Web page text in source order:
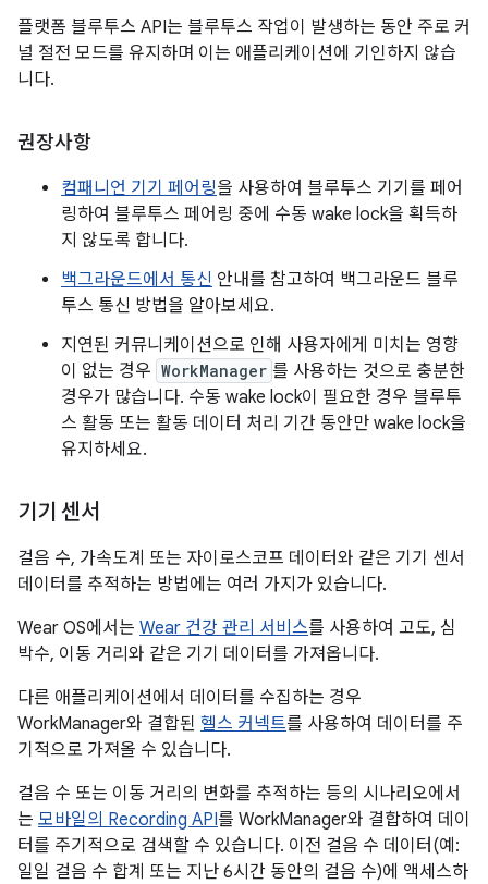
플랫폼 블루투스 API는 블루투스 작업이 발생하는 동안 주로 커
널 절전 모드를 유지하며 이는 애플리케이션에 기인하지 않습
니다.
권장사항
컴패니언 기기 페어링을 사용하여 블루투스 기기를 페어
링하여 블루투스 페어링 중에 수동 wake lock을 획득하
지 않도록 합니다.
백그라운드에서 통신 안내를 참고하여 백그라운드 블루
투스 통신 방법을 알아보세요.
지연된 커뮤니케이션으로 인해 사용자에게 미치는 영향
이 없는 경우 WorkManager 를 사용하는 것으로 충분한
경우가 많습니다. 수동 wake lock이 필요한 경우 블루투
스 활동 또는 활동 데이터 처리 기간 동안만 wake lock을
유지하세요.
기기 센서
걸음 수, 가속도계 또는 자이로스코프 데이터와 같은 기기 센서
데이터를 추적하는 방법에는 여러 가지가 있습니다.
Wear OS에서는 Wear 건강 관리 서비스를 사용하여 고도, 심
박수, 이동 거리와 같은 기기 데이터를 가져옵니다.
다른 애플리케이션에서 데이터를 수집하는 경우
WorkManager와 결합된 헬스 커넥트를 사용하여 데이터를 주
기적으로 가져올 수 있습니다.
걸음 수 또는 이동 거리의 변화를 추적하는 등의 시나리오에서
는 모바일의 Recording API를 WorkManager와 결합하여 데이
터를 주기적으로 검색할 수 있습니다. 이전 걸음 수 데이터(예:
일일 걸음 수 합계 또는 지난 6시간 동안의 걸음 수)에 액세스하